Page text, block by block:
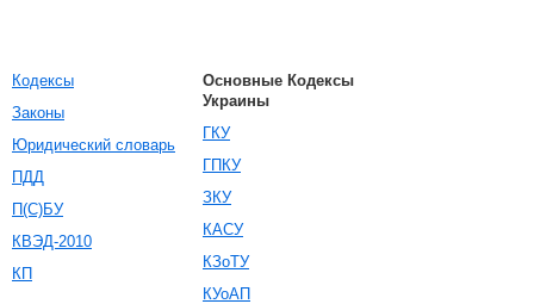
Кодексы
Законы
Юридический словарь
ПДД
П(С)БУ
КВЭД-2010
КП
Основные Кодексы
Украины
ГКУ
ГПКУ
ЗКУ
КАСУ
КЗоТУ
КУоАП